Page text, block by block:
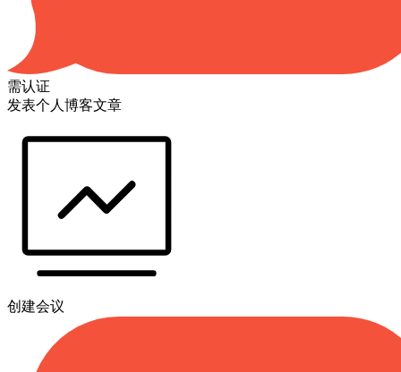
需认证
发表个人博客文章
创建会议